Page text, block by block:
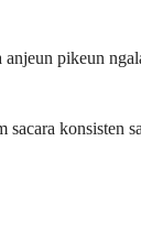
pikeun
konsisten